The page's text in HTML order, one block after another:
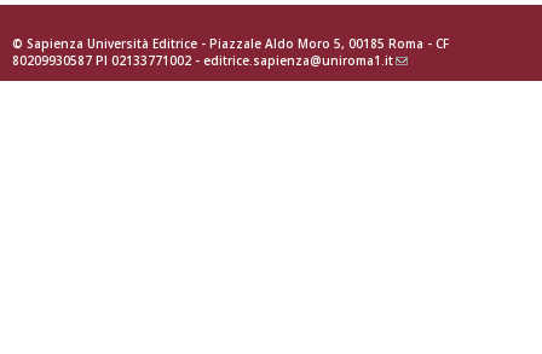
© Sapienza Università Editrice - Piazzale Aldo Moro 5, 00185 Roma - CF
80209930587 PI 02133771002 - editrice.sapienza@uniroma1.it(link
sends